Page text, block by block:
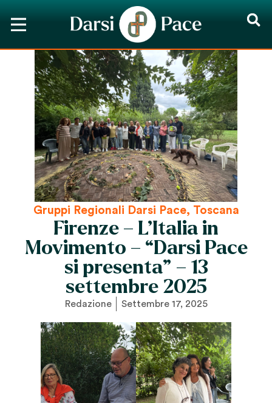
Gruppi Regionali Darsi Pace, Toscana
Firenze – L’Italia in
Movimento – “Darsi Pace
si presenta” – 13
settembre 2025
Redazione Settembre 17, 2025